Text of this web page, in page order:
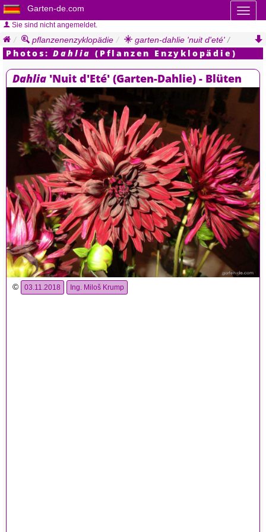
Garten-de.com
Sie sind nicht angemeldet.
pflanzenenzyklopädie garten-dahlie 'nuit d'eté' /
photos
Photos:Dahlia (Pflanzen Enzyklopädie)
Dahlia 'Nuit d'Eté' (Garten-Dahlie) - Blüten
© 03.11.2018 Ing. Miloš Krump